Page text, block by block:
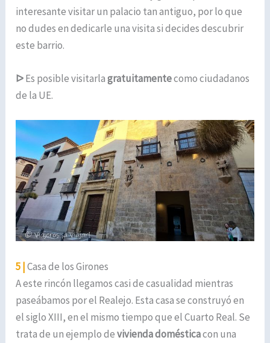
interesante visitar un palacio tan antiguo, por lo que
no dudes en dedicarle una visita si decides descubrir
este barrio.
ᐅEs posible visitarlagratuitamentecomo ciudadanos
de la UE.
5 |Casa de los Girones
A este rincón llegamos casi de casualidad mientras
paseábamos por el Realejo. Esta casa se construyó en
el siglo XIII, en el mismo tiempo que el Cuarto Real. Se
trata de un ejemplo devivienda domésticacon una